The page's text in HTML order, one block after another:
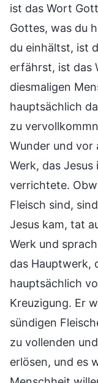
ist das Wort
Gottes, was du
du einhältst, ist
erfährst, ist das
diesmaligen
hauptsächlich
zu
Wunder und vor
Werk, das
verrichtete.
Fleisch sind,
Jesus kam, tat
Werk und
das Hauptwerk,
hauptsächlich
Kreuzigung. Er
sündigen
zu vollenden
erlösen, und es